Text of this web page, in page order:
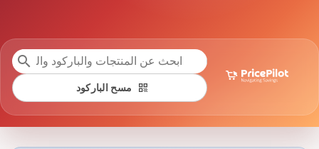
search
qr_code مسح الباركود